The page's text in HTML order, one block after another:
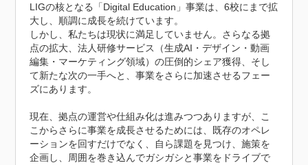
LIGの核となる「Digital Education」事業は、6校にまで拡
大し、順調に成長を続けています。
しかし、私たちは現状に満足していません。さらなる拠
点の拡大、法人研修サービス（生成AI・デザイン・動画
編集・マーケティング領域）の圧倒的シェア獲得、そし
て新たな次の一手へと、事業をさらに加速させるフェー
ズにあります。
現在、拠点の運営や仕組み化は進みつつありますが、こ
こからさらに事業を成長させるためには、既存のオペレ
ーションを回すだけでなく、自ら課題を見つけ、施策を
企画し、周囲を巻き込んでガシガシと事業をドライブで